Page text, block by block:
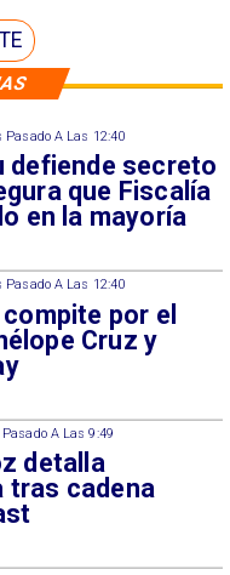
Pasado A Las 12:40
defiende secreto
que Fiscalía
en la mayoría
Pasado A Las 12:40
por el
Cruz y
A Las 9:49
detalla
tras cadena